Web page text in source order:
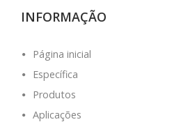
INFORMAÇÃO
Página inicial
Específica
Produtos
Aplicações